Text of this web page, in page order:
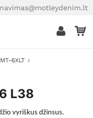
6XLT
L38
vyriškus džinsus.